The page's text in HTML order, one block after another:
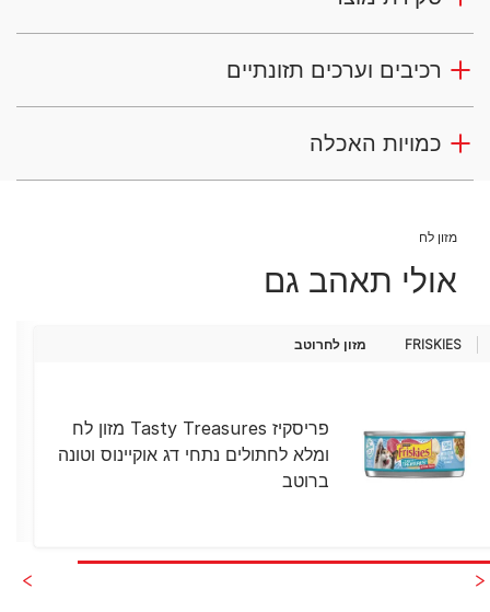
רכיבים וערכים תזונתיים
כמויות האכלה
מזון לח
אולי תאהב גם
FRISKIES מזון לחרוטב
פריסקיז Tasty Treasures מזון לח
ומלא לחתולים נתחי דג אוקיינוס וטונה
ברוטב